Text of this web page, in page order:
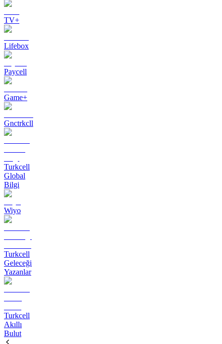
TV+
Lifebox
Paycell
Game+
Gnctrkcll
Turkcell
Global
Bilgi
Wiyo
Turkcell
Geleceği
Yazanlar
Turkcell
Akıllı
Bulut